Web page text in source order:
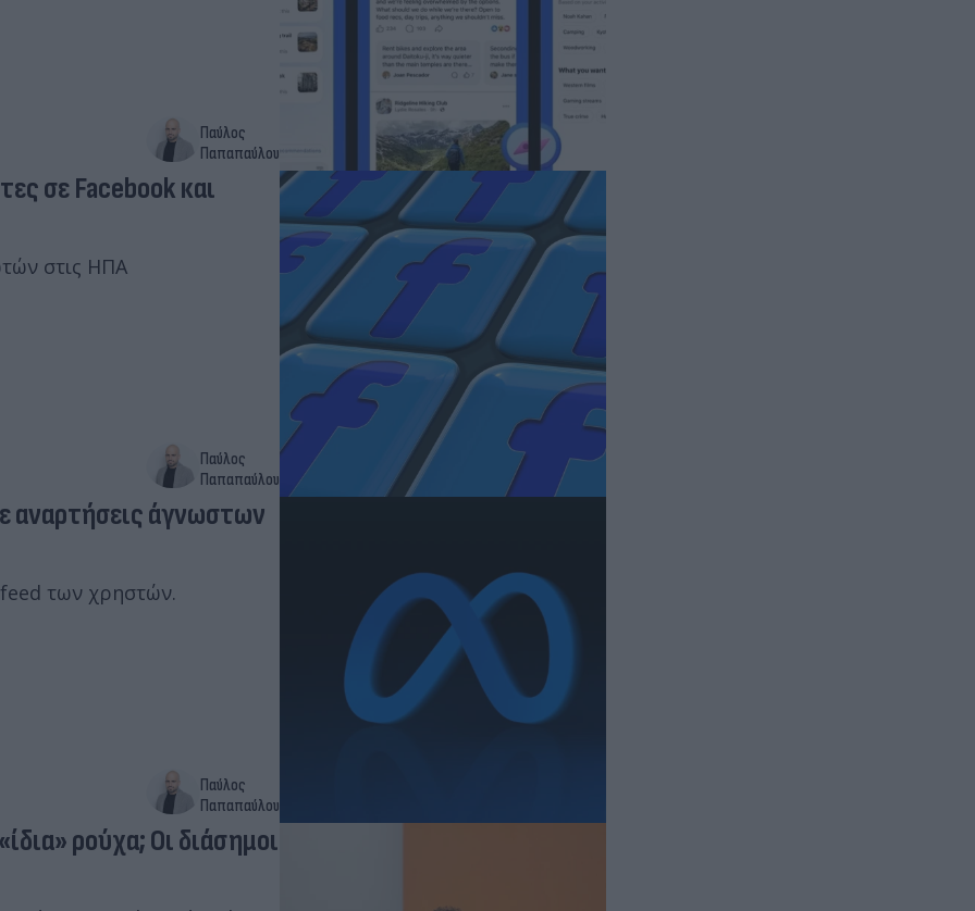
Παύλος
Παπαπαύλου
σε Facebook και
στις ΗΠΑ
Παύλος
Παπαπαύλου
αναρτήσεις άγνωστων
των χρηστών.
Παύλος
Παπαπαύλου
ρούχα; Οι διάσημοι